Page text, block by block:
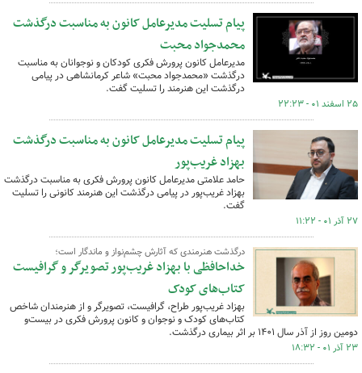
پیام تسلیت مدیرعامل کانون به مناسبت درگذشت
محمدجواد محبت
مدیرعامل کانون پرورش فکری کودکان و نوجوانان به مناسبت
درگذشت «محمدجواد محبت» شاعر کرمانشاهی در پیامی
درگذشت این هنرمند را تسلیت گفت.
۲۵ اسفند ۰۱ - ۲۲:۲۳
پیام تسلیت مدیرعامل کانون به مناسبت درگذشت
بهزاد غریب‌پور
حامد علامتی مدیرعامل کانون پرورش فکری به مناسبت درگذشت
بهزاد غریب‌پور در پیامی درگذشت این هنرمند کانونی را تسلیت
گفت.
۲۷ آذر ۰۱ - ۱۱:۲۲
درگذشت هنرمندی که آثارش چشم‌نواز و ماندگار است؛
خداحافظی با بهزاد غریب‌پور تصویرگر و گرافیست‌
کتاب‌های کودک
بهزاد غریب‌پور طراح، گرافیست، تصویرگر و از هنرمندان شاخص
کتاب‌های کودک و نوجوان و کانون پرورش فکری در بیست‌و
دومین روز از آذر سال ۱۴۰۱ بر اثر بیماری درگذشت.
۲۳ آذر ۰۱ - ۱۸:۳۲